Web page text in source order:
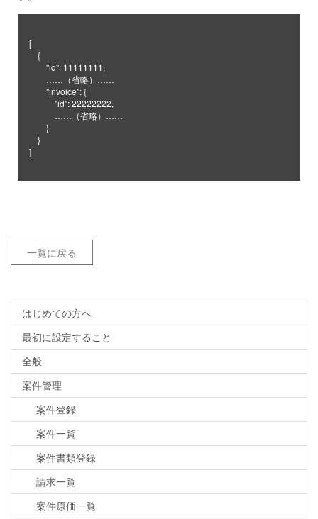
[
    {
        "id": 11111111,
        ……（省略）……
        "invoice": {
            "id": 22222222,
            ……（省略）……
        }
    }
一覧に戻る
はじめての方へ
最初に設定すること
全般
案件管理
案件登録
案件一覧
案件書類登録
請求一覧
案件原価一覧